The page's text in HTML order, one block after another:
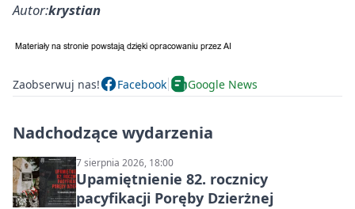
Autor:krystian
Zaobserwuj nas! Facebook Google News
Nadchodzące wydarzenia
7 sierpnia 2026, 18:00
Upamiętnienie 82. rocznicy
pacyfikacji Poręby Dzierżnej